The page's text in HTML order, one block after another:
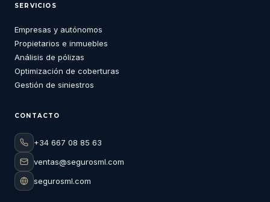
SERVICIOS
Empresas y autónomos
Propietarios e inmuebles
Análisis de pólizas
Optimización de coberturas
Gestión de siniestros
CONTACTO
+34 667 08 85 63
ventas@segurosml.com
segurosml.com